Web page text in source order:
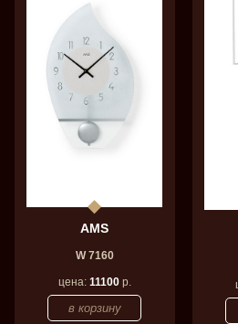
AMS
W 7160
цена: 11100р.